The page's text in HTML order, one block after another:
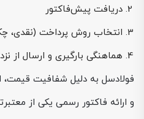
دریافت پیش‌فاکتور
انتخاب روش پرداخت (نقدی،
هماهنگی بارگیری و ارسال از
فولادسل به دلیل شفافیت قیمت،
و ارائه فاکتور رسمی یکی از